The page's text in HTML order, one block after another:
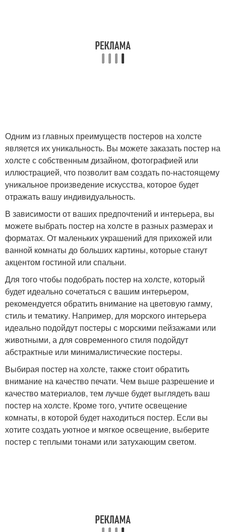
Одним из главных преимуществ постеров на холсте
является их уникальность. Вы можете заказать постер на
холсте с собственным дизайном, фотографией или
иллюстрацией, что позволит вам создать по-настоящему
уникальное произведение искусства, которое будет
отражать вашу индивидуальность.
В зависимости от ваших предпочтений и интерьера, вы
можете выбрать постер на холсте в разных размерах и
форматах. От маленьких украшений для прихожей или
ванной комнаты до больших картины, которые станут
акцентом гостиной или спальни.
Для того чтобы подобрать постер на холсте, который
будет идеально сочетаться с вашим интерьером,
рекомендуется обратить внимание на цветовую гамму,
стиль и тематику. Например, для морского интерьера
идеально подойдут постеры с морскими пейзажами или
животными, а для современного стиля подойдут
абстрактные или минималистические постеры.
Выбирая постер на холсте, также стоит обратить
внимание на качество печати. Чем выше разрешение и
качество материалов, тем лучше будет выглядеть ваш
постер на холсте. Кроме того, учтите освещение
комнаты, в которой будет находиться постер. Если вы
хотите создать уютное и мягкое освещение, выберите
постер с теплыми тонами или затухающим светом.